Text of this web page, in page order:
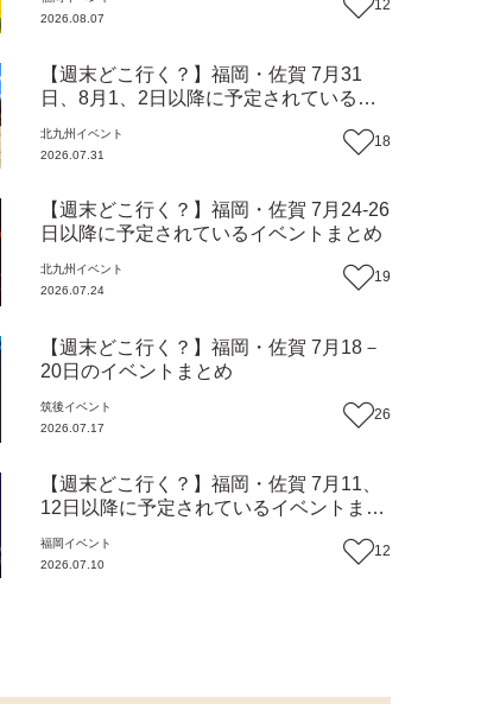
2026.08.07
12
【週末どこ行く？】福岡・佐賀 7月31
日、8月1、2日以降に予定されているイ
北九州 イベント
2026.07.31
18
【週末どこ行く？】福岡・佐賀 7月24-26
日以降に予定されているイベントまとめ
北九州 イベント
2026.07.24
19
【週末どこ行く？】福岡・佐賀 7月18－
20日のイベントまとめ
筑後イベント
2026.07.17
26
【週末どこ行く？】福岡・佐賀 7月11、
12日以降に予定されているイベントまと
福岡 イベント
2026.07.10
12